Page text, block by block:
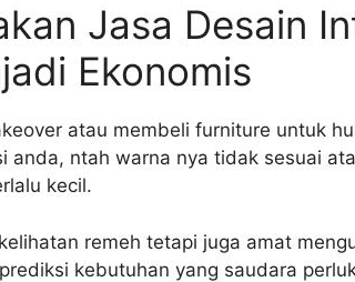
Jasa Desain
Ekonomis
atau membeli furniture untuk
anda, ntah warna nya tidak sesuai
kecil.
remeh tetapi juga amat
kebutuhan yang saudara